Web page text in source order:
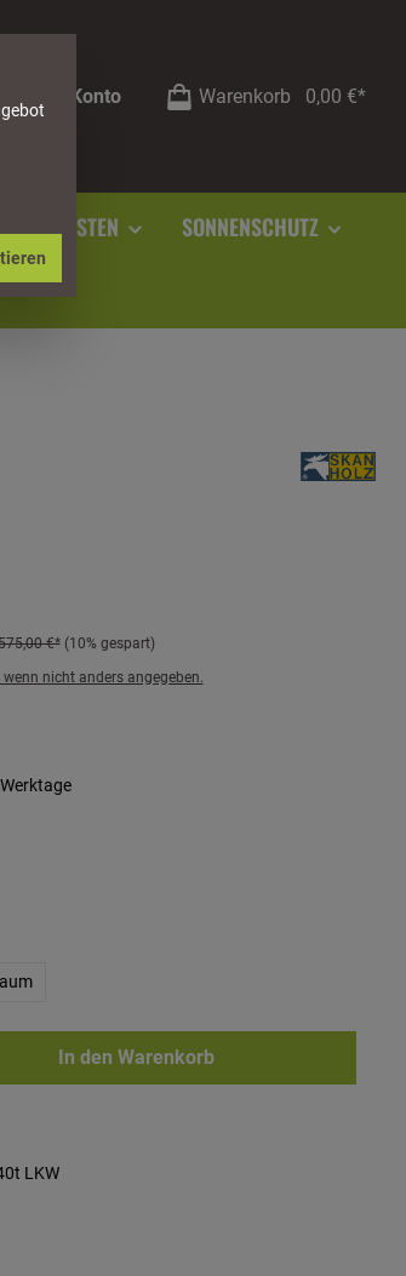
Mein Konto Warenkorb 0,00 €*
SONNENSCHUTZ
€* (10% gespart)
nicht anders angegeben.
In den Warenkorb
LKW